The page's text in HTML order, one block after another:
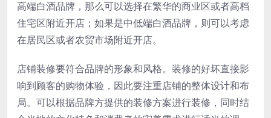
高端白酒品牌，那么可以选择在繁华的商业区或者高档
住宅区附近开店；如果是中低端白酒品牌，则可以考虑
在居民区或者农贸市场附近开店。
店铺装修要符合品牌的形象和风格。装修的好坏直接影
响到顾客的购物体验，因此要注重店铺的整体设计和布
局。可以根据品牌方提供的装修方案进行装修，同时结